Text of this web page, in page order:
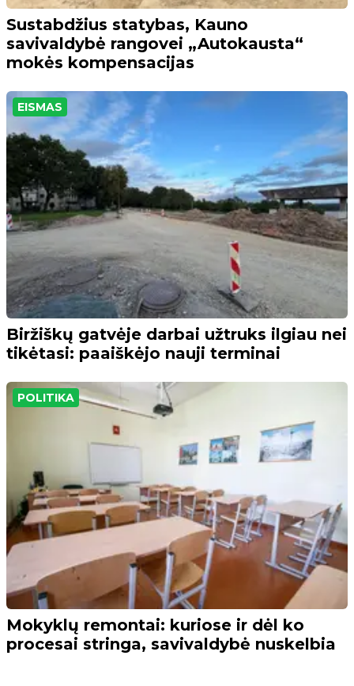
Sustabdžius statybas, Kauno
savivaldybė rangovei „Autokausta“
mokės kompensacijas
EISMAS
Biržiškų gatvėje darbai užtruks ilgiau nei
tikėtasi: paaiškėjo nauji terminai
POLITIKA
Mokyklų remontai: kuriose ir dėl ko
procesai stringa, savivaldybė nuskelbia